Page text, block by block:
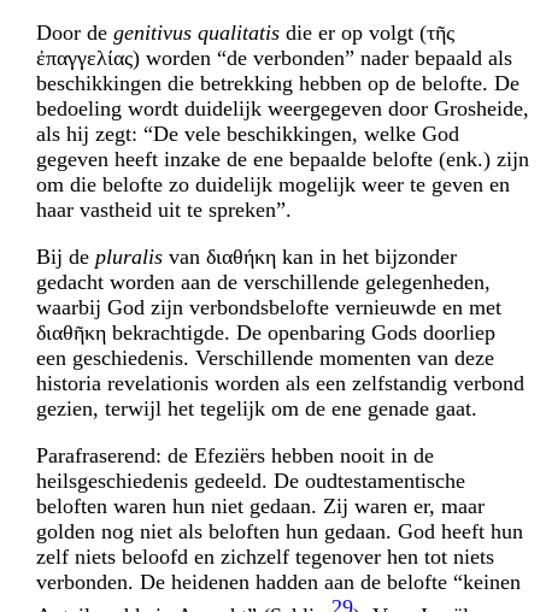
Door degenitivus qualitatis die er op volgt (τῆς
ἐπαγγελίας) worden “de verbonden” nader bepaald als
beschikkingen die betrekking hebben op de belofte. De
bedoeling wordt duidelijk weergegeven door Grosheide,
als hij zegt: “De vele beschikkingen, welke God
gegeven heeft inzake de ene bepaalde belofte (enk.) zijn
om die belofte zo duidelijk mogelijk weer te geven en
haar vastheid uit te spreken”.
Bij depluralis van διαθήκη kan in het bijzonder
gedacht worden aan de verschillende gelegenheden,
waarbij God zijn verbondsbelofte vernieuwde en met
διαθῆκη bekrachtig­de. De openbaring Gods doorliep
een geschiedenis. Verschillende momenten van deze
historia revelationis worden als een zelfstandig verbond
gezien, terwijl het tegelijk om de ene genade gaat.
Parafraserend: de Efeziërs hebben nooit in de
heilsgeschiedenis gedeeld. De oud­testamentische
beloften waren hun niet gedaan. Zij waren er, maar
golden nog niet als beloften hun gedaan. God heeft hun
zelf niets beloofd en zichzelf tegenover hen tot niets
verbonden. De heidenen hadden aan de belofte “keinen